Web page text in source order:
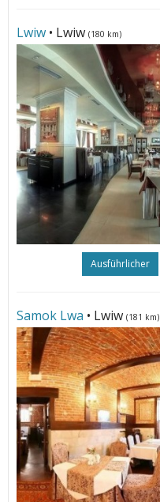
Lwiw • Lwiw (180 km)
Ausführlicher
Samok Lwa • Lwiw (181 km)